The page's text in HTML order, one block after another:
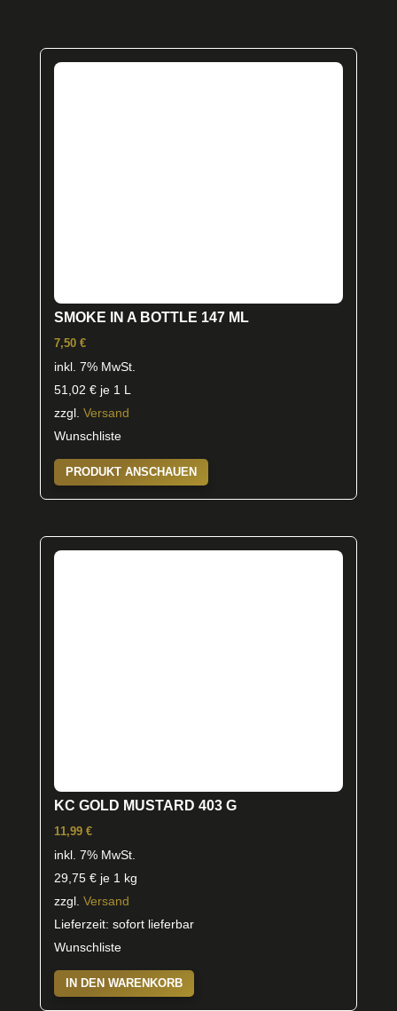
SMOKE IN A BOTTLE 147 ML
7,50 €
inkl. 7% MwSt.
51,02 €je 1 L
zzgl. Versand
Wunschliste
PRODUKT ANSCHAUEN
KC GOLD MUSTARD 403 G
11,99 €
inkl. 7% MwSt.
29,75 €je 1 kg
zzgl. Versand
Lieferzeit: sofort lieferbar
Wunschliste
IN DEN WARENKORB